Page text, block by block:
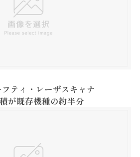
ティ・レーザスキャナ
が既存機種の約半分